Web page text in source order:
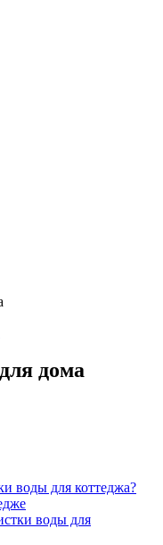
дома
воды для коттеджа?
воды для